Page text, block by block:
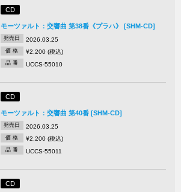
CD
モーツァルト：交響曲 第38番《プラハ》 [SHM-CD]
発売日 2026.03.25
価 格 ¥2,200 (税込)
品 番 UCCS-55010
CD
モーツァルト：交響曲 第40番 [SHM-CD]
発売日 2026.03.25
価 格 ¥2,200 (税込)
品 番 UCCS-55011
CD